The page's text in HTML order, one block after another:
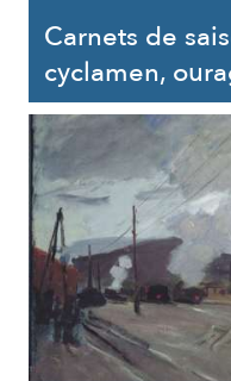
Carnets de
cyclamen,